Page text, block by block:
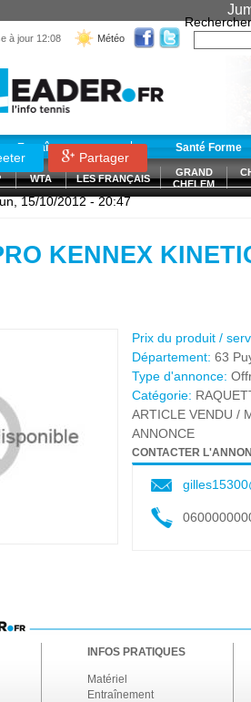
à jour 12:08 Météo
Rechercher
Entraînement Santé Forme
WTA LES FRANÇAIS
GRAND
CHELEM
Partager
15/10/2012 - 20:47
KENNEX
Prix du produit /
Département: 63
Type d'annonce:
Catégorie:
ARTICLE VENDU /
ANNONCE
CONTACTER
INFOS PRATIQUES
Matériel
Entraînement